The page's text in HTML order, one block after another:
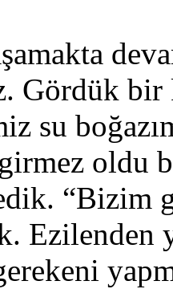
Gör­dük bir
su
ol­du
“Bi­zim
Ezi­len­den